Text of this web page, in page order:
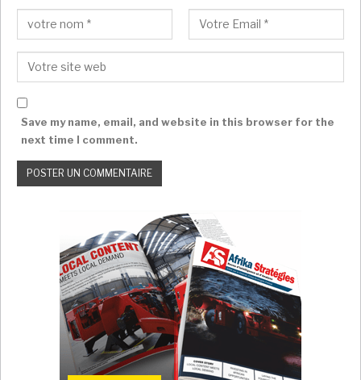
Save my name, email, and website in this browser for the
next time I comment.